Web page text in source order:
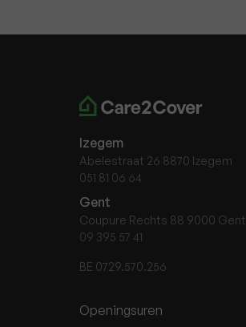
Izegem
Abelestraat 26 8870 Izegem
051 81 06 64
Gent
Coupure Rechts 88 9000 Gent
09 395 57 41
BE 0729.570.256
Openingsuren